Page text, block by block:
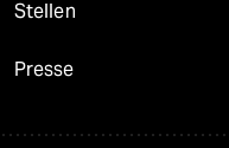
Stellen
Presse